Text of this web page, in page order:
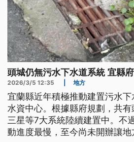
頭城仍無污水下水道系統 宜縣
2026/3/5 12:35 地方
宜蘭縣近年積極推動建置污水
水資中心。根據縣府規劃，共有
三星等7大系統陸續建置中。不
動進度最慢，至今尚未開辦讓地